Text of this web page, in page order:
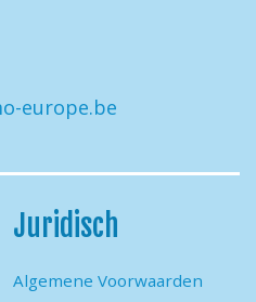
europe.be
Juridisch
Algemene Voorwaarden